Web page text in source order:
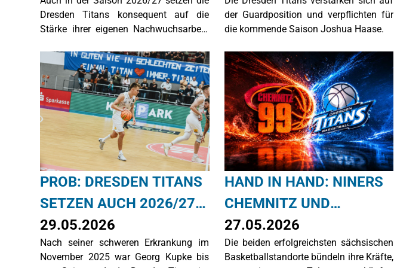
VIER POTENZIELLEN
PROB-
KADERNOMINIERUNGEN
Dresden Titans konsequent auf die
Stärke ihrer eigenen Nachwuchsarbeit.
Jesper Kolschmann und Leo Hoff
rücken gleich vier vielversprechende
Talente aus dem eigenen Nachwuchs in
den Trainingskader der ersten
Mannschaft für die BARMER 2.
Basketball Bundesliga ProB auf.
KAPITEL AUF
der Guardposition und verpflichten für
die kommende Saison Joshua Haase.
PROB: DRESDEN TITANS
SETZEN AUCH 2026/27
AUF DRESDNER
EIGENGEWÄCHS: GEORG
29.05.2026
Nach seiner schweren Erkrankung im
November 2025 war Georg Kupke bis
HAND IN HAND: NINERS
CHEMNITZ UND
DRESDEN TITANS
SCHLIESSEN K
27.05.2026
Die beiden erfolgreichsten sächsischen
Basketballstandorte bündeln ihre Kräfte,